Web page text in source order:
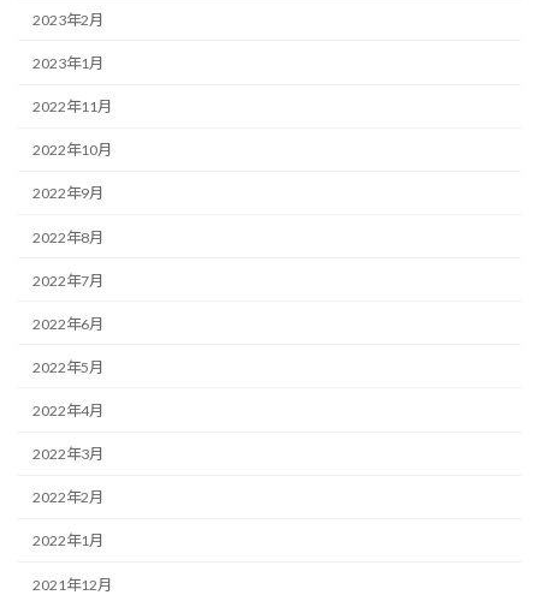
2023年2月
2023年1月
2022年11月
2022年10月
2022年9月
2022年8月
2022年7月
2022年6月
2022年5月
2022年4月
2022年3月
2022年2月
2022年1月
2021年12月